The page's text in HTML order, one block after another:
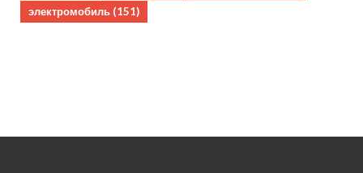
электромобиль (151)